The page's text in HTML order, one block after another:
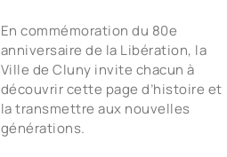
En commémoration du 80e
anniversaire de la Libération, la
Ville de Cluny invite chacun à
découvrir cette page d’histoire et
la transmettre aux nouvelles
générations.